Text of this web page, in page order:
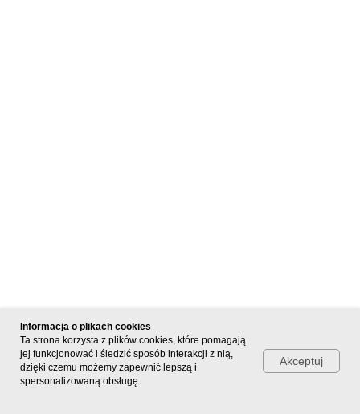
Informacja o plikach cookies
Ta strona korzysta z plików cookies, które pomagają
jej funkcjonować i śledzić sposób interakcji z nią,
dzięki czemu możemy zapewnić lepszą i
spersonalizowaną obsługę.
Akceptuj